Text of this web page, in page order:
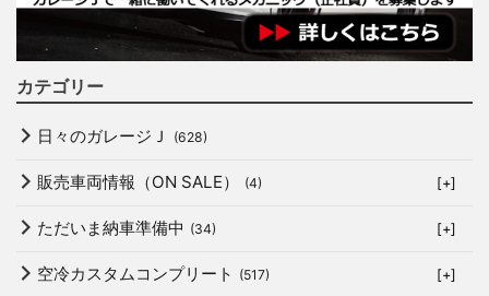
カテゴリー
日々のガレージＪ (628)
販売車両情報（ON SALE） (4) [+]
ただいま納車準備中 (34) [+]
空冷カスタムコンプリート (517) [+]